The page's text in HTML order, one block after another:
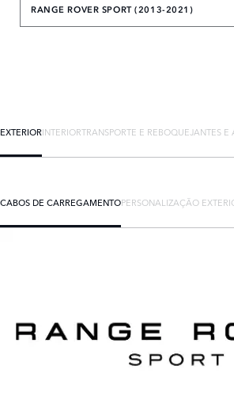
RANGE ROVER SPORT (2013-2021)
EXTERIORINTERIORTRANSPORTE E REBOQUEJANTES E
CABOS DE CARREGAMENTOPERSONALIZAÇÃO